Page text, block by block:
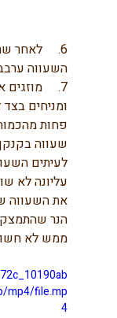
6.
השעווה
7.
ומניחים
פחות
שעווה
לעיתים
עליונה לא
את השעווה
הנר שהתמצק
ממש לא
mp4/file.mp
4